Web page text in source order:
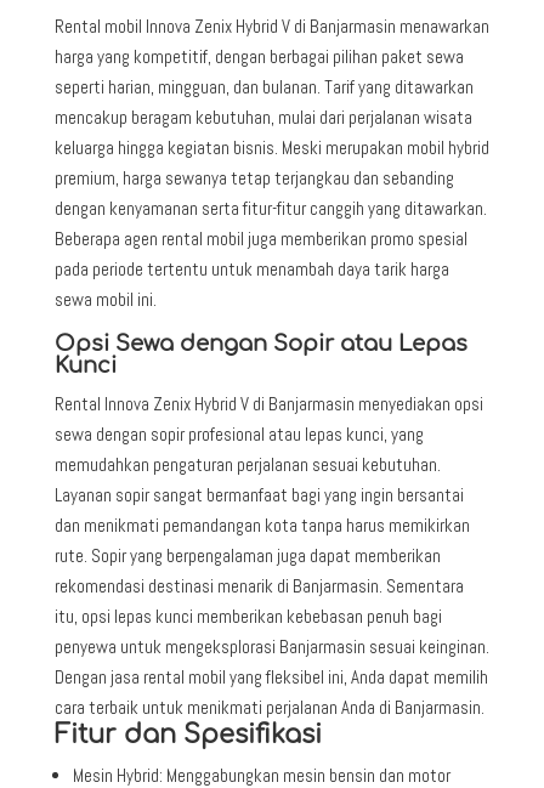
Rental mobil Innova Zenix Hybrid V di Banjarmasin menawarkan
harga yang kompetitif, dengan berbagai pilihan paket sewa
seperti harian, mingguan, dan bulanan. Tarif yang ditawarkan
mencakup beragam kebutuhan, mulai dari perjalanan wisata
keluarga hingga kegiatan bisnis. Meski merupakan mobil hybrid
premium, harga sewanya tetap terjangkau dan sebanding
dengan kenyamanan serta fitur-fitur canggih yang ditawarkan.
Beberapa agen rental mobil juga memberikan promo spesial
pada periode tertentu untuk menambah daya tarik harga
sewa mobil ini.
Opsi Sewa dengan Sopir atau Lepas
Kunci
Rental Innova Zenix Hybrid V di Banjarmasin menyediakan opsi
sewa dengan sopir profesional atau lepas kunci, yang
memudahkan pengaturan perjalanan sesuai kebutuhan.
Layanan sopir sangat bermanfaat bagi yang ingin bersantai
dan menikmati pemandangan kota tanpa harus memikirkan
rute. Sopir yang berpengalaman juga dapat memberikan
rekomendasi destinasi menarik di Banjarmasin. Sementara
itu, opsi lepas kunci memberikan kebebasan penuh bagi
penyewa untuk mengeksplorasi Banjarmasin sesuai keinginan.
Dengan jasa rental mobil yang fleksibel ini, Anda dapat memilih
cara terbaik untuk menikmati perjalanan Anda di Banjarmasin.
Fitur dan Spesifikasi
Mesin Hybrid: Menggabungkan mesin bensin dan motor